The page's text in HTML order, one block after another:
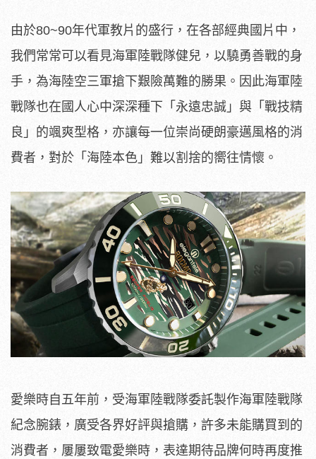
由於80~90年代軍教片的盛行，在各部經典國片中，
我們常常可以看見海軍陸戰隊健兒，以驍勇善戰的身
手，為海陸空三軍搶下艱險萬難的勝果。因此海軍陸
戰隊也在國人心中深深種下「永遠忠誠」與「戰技精
良」的颯爽型格，亦讓每一位崇尚硬朗豪邁風格的消
費者，對於「海陸本色」難以割捨的嚮往情懷。
愛樂時自五年前，受海軍陸戰隊委託製作海軍陸戰隊
紀念腕錶，廣受各界好評與搶購，許多未能購買到的
消費者，屢屢致電愛樂時，表達期待品牌何時再度推